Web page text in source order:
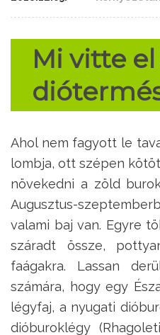
Mi vitte el
Ahol nem fagyott le
lombja, ott szépen
növekedni a zöld
Augusztus-
valami baj van. Egyre
száradt össze,
faágakra. Lassan
számára, hogy egy
légyfaj, a nyugati
dióburoklégy